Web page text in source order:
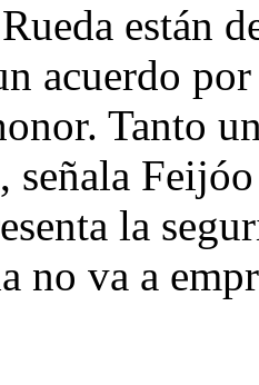
están
acuerdo
Tanto
señala
la
no va a